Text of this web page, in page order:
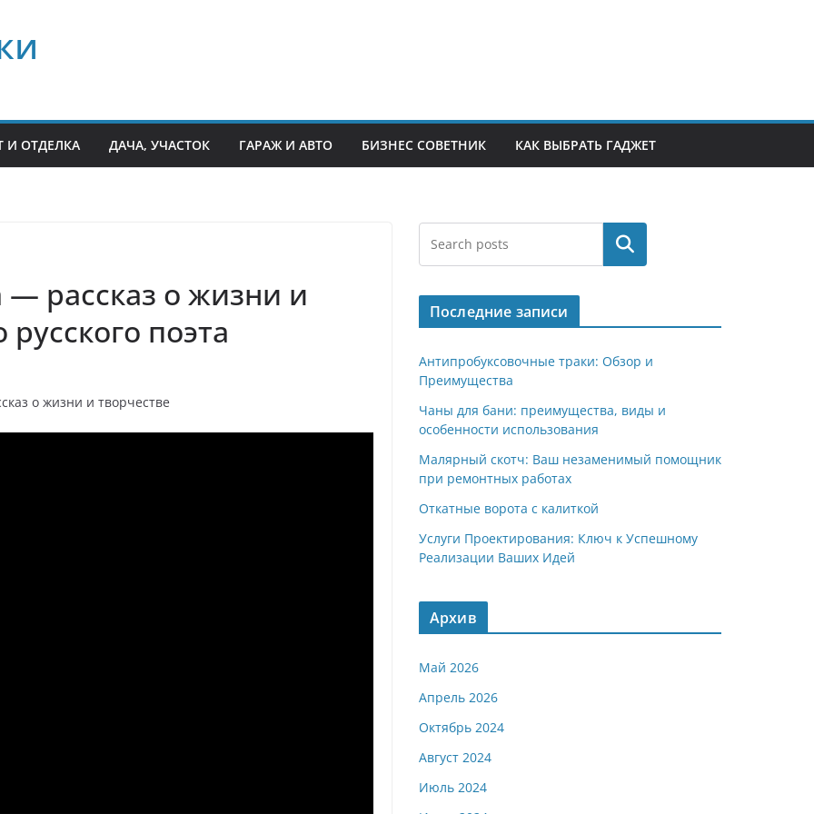
И ОТДЕЛКА ДАЧА, УЧАСТОК ГАРАЖ И АВТО БИЗНЕС СОВЕТНИК КАК ВЫБРАТЬ ГАДЖЕТ
рассказ о жизни и
поэта
Поиск
Последние записи
Антипробуксовочные траки: Обзор и
Преимущества
Чаны для бани: преимущества, виды и
особенности использования
Малярный скотч: Ваш незаменимый помощник
при ремонтных работах
Откатные ворота с калиткой
Услуги Проектирования: Ключ к Успешному
Реализации Ваших Идей
Архив
Май 2026
Апрель 2026
Октябрь 2024
Август 2024
Июль 2024